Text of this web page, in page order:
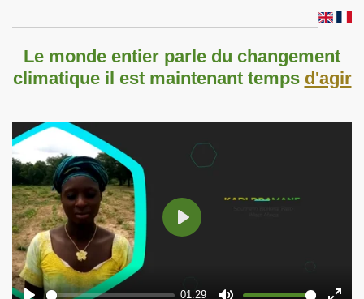
Le monde entier parle du changement
climatique il est maintenant temps d'agir
01:29
P
y